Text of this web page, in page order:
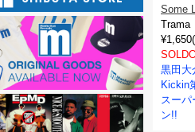
Some
Trama
黒田大
Kickin
スーパ
ン!!